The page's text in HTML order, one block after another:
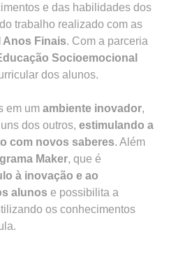
e das habilidades dos
trabalho realizado com as
Anos Finais. Com a parceria
Socioemocional
dos alunos.
em um ambiente inovador,
dos outros, estimulando a
com novos saberes. Além
Maker, que é
à inovação e ao
alunos e possibilita a
os conhecimentos